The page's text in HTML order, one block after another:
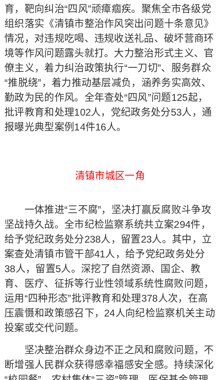
育，靶向纠治“四风”顽瘴痼疾。聚焦全市各级党
组织落实《清镇市整治作风突出问题十条意见》
情况，对违规吃喝、违规收送礼品、破坏营商环
境等作风问题露头就打。大力整治形式主义、官
僚主义，着力纠治政策执行“一刀切”、服务群众
“推脱绕”，着力推动基层减负，涵养务实高效、
勤政为民的作风。全年查处“四风”问题125起，
批评教育和处理102人，党纪政务处分53人，通
报曝光典型案例14件16人。
清镇市城区一角
一体推进“三不腐”，坚决打赢反腐败斗争攻
坚战持久战。全市纪检监察系统共立案294件，
给予党纪政务处分238人，留置23人。其中，立
案查处清镇市管干部41人，给予党纪政务处分
38人，留置5人。深挖了自然资源、国企、教
育、医疗、征拆等行业性领域系统性腐败问题，
运用“四种形态”批评教育和处理378人次，在高
压震慑和政策感召下，24人向纪检监察机关主动
投案或交代问题。
坚决整治群众身边不正之风和腐败问题，不
断增强人民群众获得感幸福感安全感。持续深化